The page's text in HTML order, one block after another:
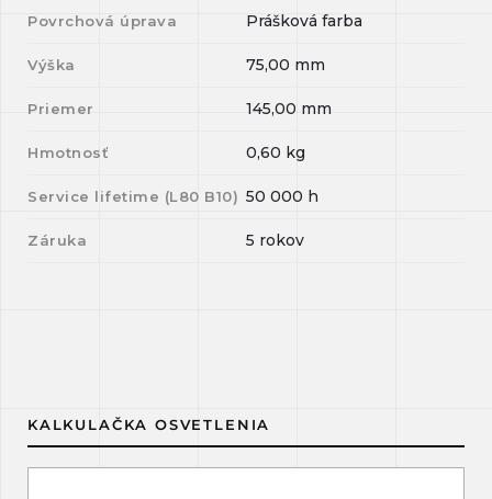
Povrchová úprava Prášková farba
Výška 75,00 mm
Priemer 145,00 mm
Hmotnosť 0,60 kg
Service lifetime (L80 B10) 50 000 h
Záruka 5 rokov
KALKULAČKA OSVETLENIA